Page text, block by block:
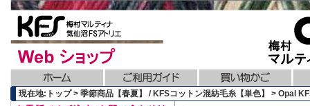
現在地:トップ > 季節商品【春夏】 / KFSコットン混紡毛糸【単色】 > Opal